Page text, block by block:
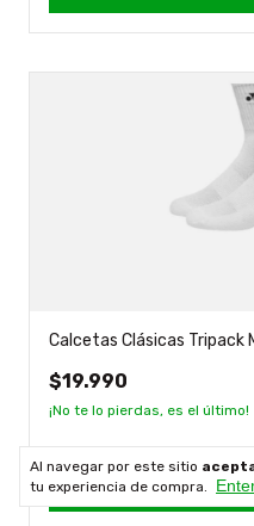
Al navegar por este sitio
tu experiencia de compra.
Calcetas Clásicas Tripack
$19.990
¡No te lo pierdas, es el último!